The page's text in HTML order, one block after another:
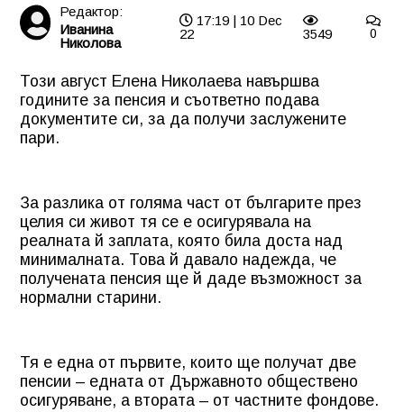
Редактор:
Иванина
Николова
17:19 | 10 Dec
22
3549 0
Този август Елена Николаева навършва
годините за пенсия и съответно подава
документите си, за да получи заслужените
пари.
За разлика от голяма част от българите през
целия си живот тя се е осигурявала на
реалната й заплата, която била доста над
минималната. Това й давало надежда, че
получената пенсия ще й даде възможност за
нормални старини.
Тя е една от първите, които ще получат две
пенсии – едната от Държавното обществено
осигуряване, а втората – от частните фондове.